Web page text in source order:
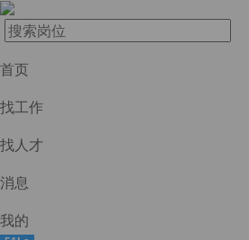
首页
找工作
找人才
消息
我的